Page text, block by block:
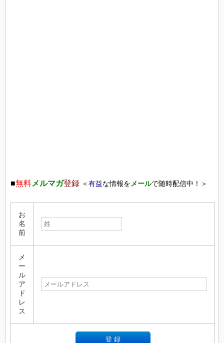
■無料メルマガ登録 ＜有益な情報を メールで随時配信中！＞
お
名
前
メ
ー
ル
ア
ド
レ
ス